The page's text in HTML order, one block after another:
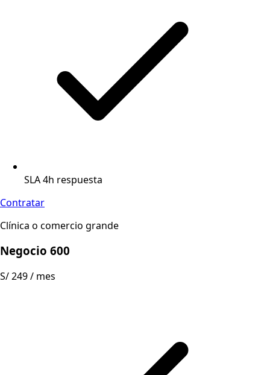
SLA 4h respuesta
Contratar
Clínica o comercio grande
Negocio 600
S/ 249/ mes